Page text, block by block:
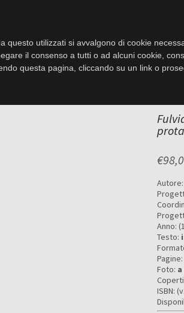
mito raccontata da un
€
Autore:
Anno:
Testo:
Pagine:
Foto:
ISBN:
questo utilizzati si avvalgono di cookie
il consenso a tutti o ad alcuni cookie,
questa pagina, cliccando su un link o